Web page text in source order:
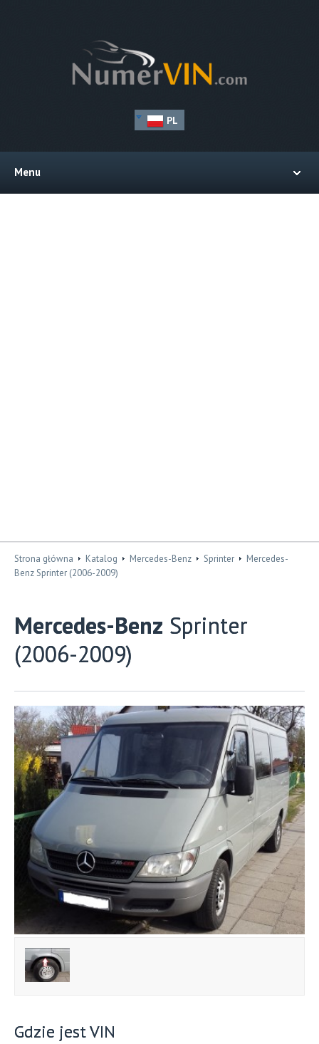
PL
Menu
Strona główna Katalog Mercedes-Benz Sprinter
Mercedes-
Benz Sprinter (2006-2009)
Mercedes-Benz Sprinter
(2006-2009)
Gdzie jest VIN